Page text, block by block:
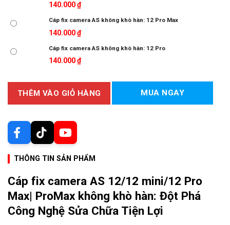
140.000₫
Cáp fix camera AS không khò hàn: 12 Pro Max
140.000₫
Cáp fix camera AS không khò hàn: 12 Pro
140.000₫
THÊM VÀO GIỎ HÀNG MUA NGAY
THÔNG TIN SẢN PHẨM
Cáp fix camera AS 12/12 mini/12 Pro
Max| ProMax không khò hàn: Đột Phá
Công Nghệ Sửa Chữa Tiện Lợi